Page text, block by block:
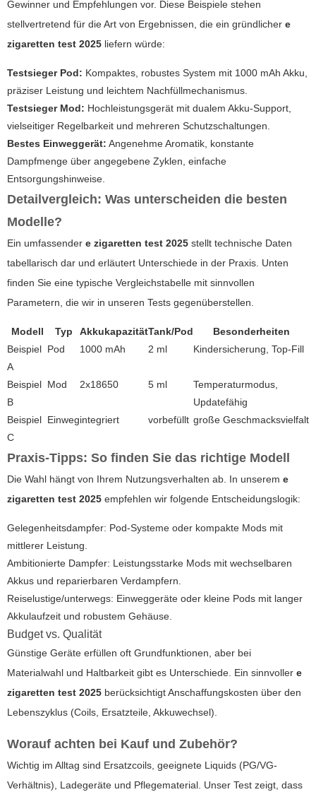
Gewinner und Empfehlungen vor. Diese Beispiele stehen
stellvertretend für die Art von Ergebnissen, die ein gründlicher e
zigaretten test 2025 liefern würde:
Testsieger Pod: Kompaktes, robustes System mit 1000 mAh Akku,
präziser Leistung und leichtem Nachfüllmechanismus.
Testsieger Mod: Hochleistungsgerät mit dualem Akku-Support,
vielseitiger Regelbarkeit und mehreren Schutzschaltungen.
Bestes Einweggerät: Angenehme Aromatik, konstante
Dampfmenge über angegebene Zyklen, einfache
Entsorgungshinweise.
Detailvergleich: Was unterscheiden die besten
Modelle?
Ein umfassender e zigaretten test 2025 stellt technische Daten
tabellarisch dar und erläutert Unterschiede in der Praxis. Unten
finden Sie eine typische Vergleichstabelle mit sinnvollen
Parametern, die wir in unseren Tests gegenüberstellen.
Modell Typ AkkukapazitätTank/Pod
Besonderheiten
Beispiel
A
Pod 1000 mAh 2 ml Kindersicherung, Top-Fill
Beispiel
B
Mod 2x18650 5 ml
Temperaturmodus,
Updatefähig
Beispiel
C
Einwegintegriert vorbefüllt große Geschmacksvielfalt
Praxis-Tipps: So finden Sie das richtige Modell
Die Wahl hängt von Ihrem Nutzungsverhalten ab. In unserem e
zigaretten test 2025 empfehlen wir folgende Entscheidungslogik:
Gelegenheitsdampfer: Pod-Systeme oder kompakte Mods mit
mittlerer Leistung.
Ambitionierte Dampfer: Leistungsstarke Mods mit wechselbaren
Akkus und reparierbaren Verdampfern.
Reiselustige/unterwegs: Einweggeräte oder kleine Pods mit langer
Akkulaufzeit und robustem Gehäuse.
Budget vs. Qualität
Günstige Geräte erfüllen oft Grundfunktionen, aber bei
Materialwahl und Haltbarkeit gibt es Unterschiede. Ein sinnvoller e
zigaretten test 2025 berücksichtigt Anschaffungskosten über den
Lebenszyklus (Coils, Ersatzteile, Akkuwechsel).
Worauf achten bei Kauf und Zubehör?
Wichtig im Alltag sind Ersatzcoils, geeignete Liquids (PG/VG-
Verhältnis), Ladegeräte und Pflegematerial. Unser Test zeigt, dass